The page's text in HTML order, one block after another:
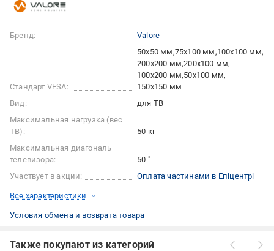
Бренд: Valore
Стандарт VESA:
50x50 мм 75x100 мм 100x100 мм
200x200 мм 200x100 мм
100x200 мм 50x100 мм
150x150 мм
Вид:
для ТВ
Максимальная нагрузка (вес
ТВ):
50 кг
Максимальная диагональ
телевизора:
50 "
Участвует в акции:
Оплата частинами в Епіцентрі
Все характеристики
Условия обмена и возврата товара
Также покупают из категорий